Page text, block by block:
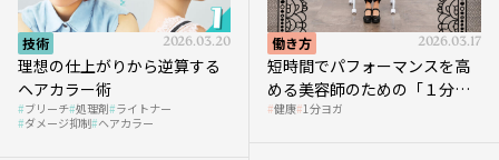
技術 2026.03.20
理想の仕上がりから逆算する
ヘアカラー術
ブリーチ 処理剤 ライトナー
ダメージ抑制 ヘアカラー
働き方 2026.03.17
短時間でパフォーマンスを高
める美容師のための「１分ヨ
ガ」講座｜実践編
健康 1分ヨガ